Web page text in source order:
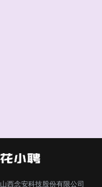
山西念安科技股份有限公司